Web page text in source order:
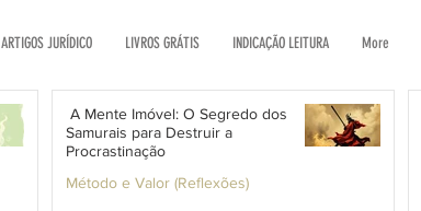
ARTIGOS JURÍDICO LIVROS GRÁTIS INDICAÇÃO LEITURA More
A Mente Imóvel: O Segredo dos
Samurais para Destruir a
Procrastinação
Método e Valor (Reflexões)